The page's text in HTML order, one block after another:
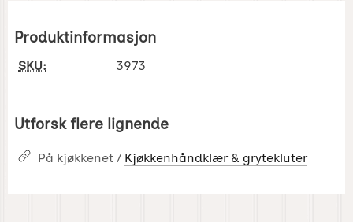
Produktinformasjon
SKU: 3973
Utforsk flere lignende
På kjøkkenet / Kjøkkenhåndklær & grytekluter